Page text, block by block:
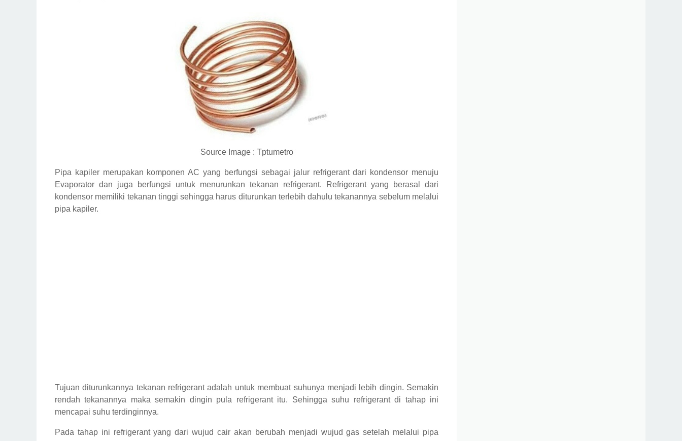
Source Image : Tptumetro
Pipa kapiler merupakan komponen AC yang berfungsi sebagai jalur refrigerant dari kondensor menuju
Evaporator dan juga berfungsi untuk menurunkan tekanan refrigerant. Refrigerant yang berasal dari
kondensor memiliki tekanan tinggi sehingga harus diturunkan terlebih dahulu tekanannya sebelum melalui
pipa kapiler.
Tujuan diturunkannya tekanan refrigerant adalah untuk membuat suhunya menjadi lebih dingin. Semakin
rendah tekanannya maka semakin dingin pula refrigerant itu. Sehingga suhu refrigerant di tahap ini
mencapai suhu terdinginnya.
Pada tahap ini refrigerant yang dari wujud cair akan berubah menjadi wujud gas setelah melalui pipa